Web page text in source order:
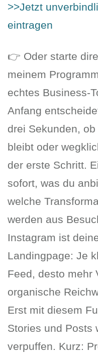
>>Jetzt
eintragen
👉 Oder starte
meinem
echtes Business-
Anfang
drei Sekunden,
bleibt oder
der erste Schritt.
sofort, was du
welche
werden aus
Instagram ist
Landingpage: Je
Feed, desto mehr
organische
Erst mit diesem
Stories und Posts
verpuffen. Kurz: